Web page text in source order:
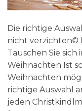
Die richtige
nicht verzichten©
Tauschen Sie
Weihnachten Ist
Weihnachten
richtige Auswahl
jeden